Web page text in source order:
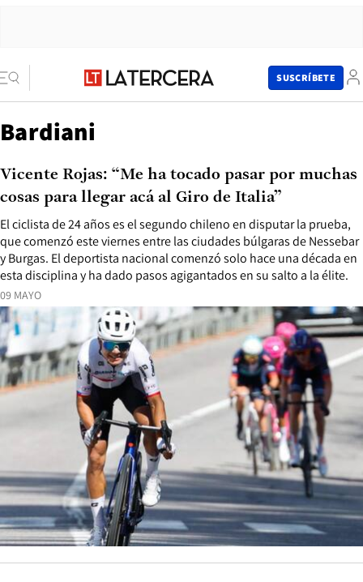
SUSCRÍBETE
Bardiani
09 MAYO
El ciclista de 24 años es el segundo chileno en disputar la prueba,
que comenzó este viernes entre las ciudades búlgaras de Nessebar
y Burgas. El deportista nacional comenzó solo hace una década en
esta disciplina y ha dado pasos agigantados en su salto a la élite.
Vicente Rojas: “Me ha tocado pasar por muchas
cosas para llegar acá al Giro de Italia”